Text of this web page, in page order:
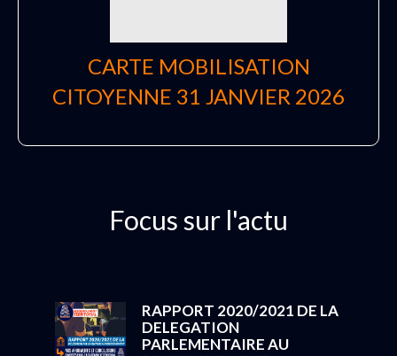
CARTE MOBILISATION
CITOYENNE 31 JANVIER 2026
Focus sur l'actu
RAPPORT 2020/2021 DE LA
DELEGATION
PARLEMENTAIRE AU